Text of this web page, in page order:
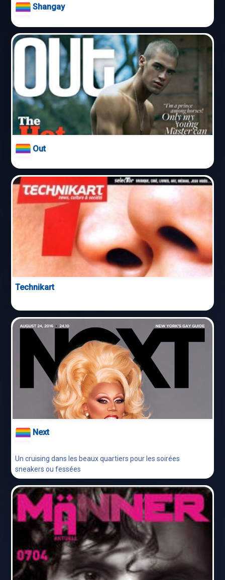
Shangay
Out
Technikart
Next
Un cruising dans les beaux quartiers pour les soirées
sneakers ou fessées